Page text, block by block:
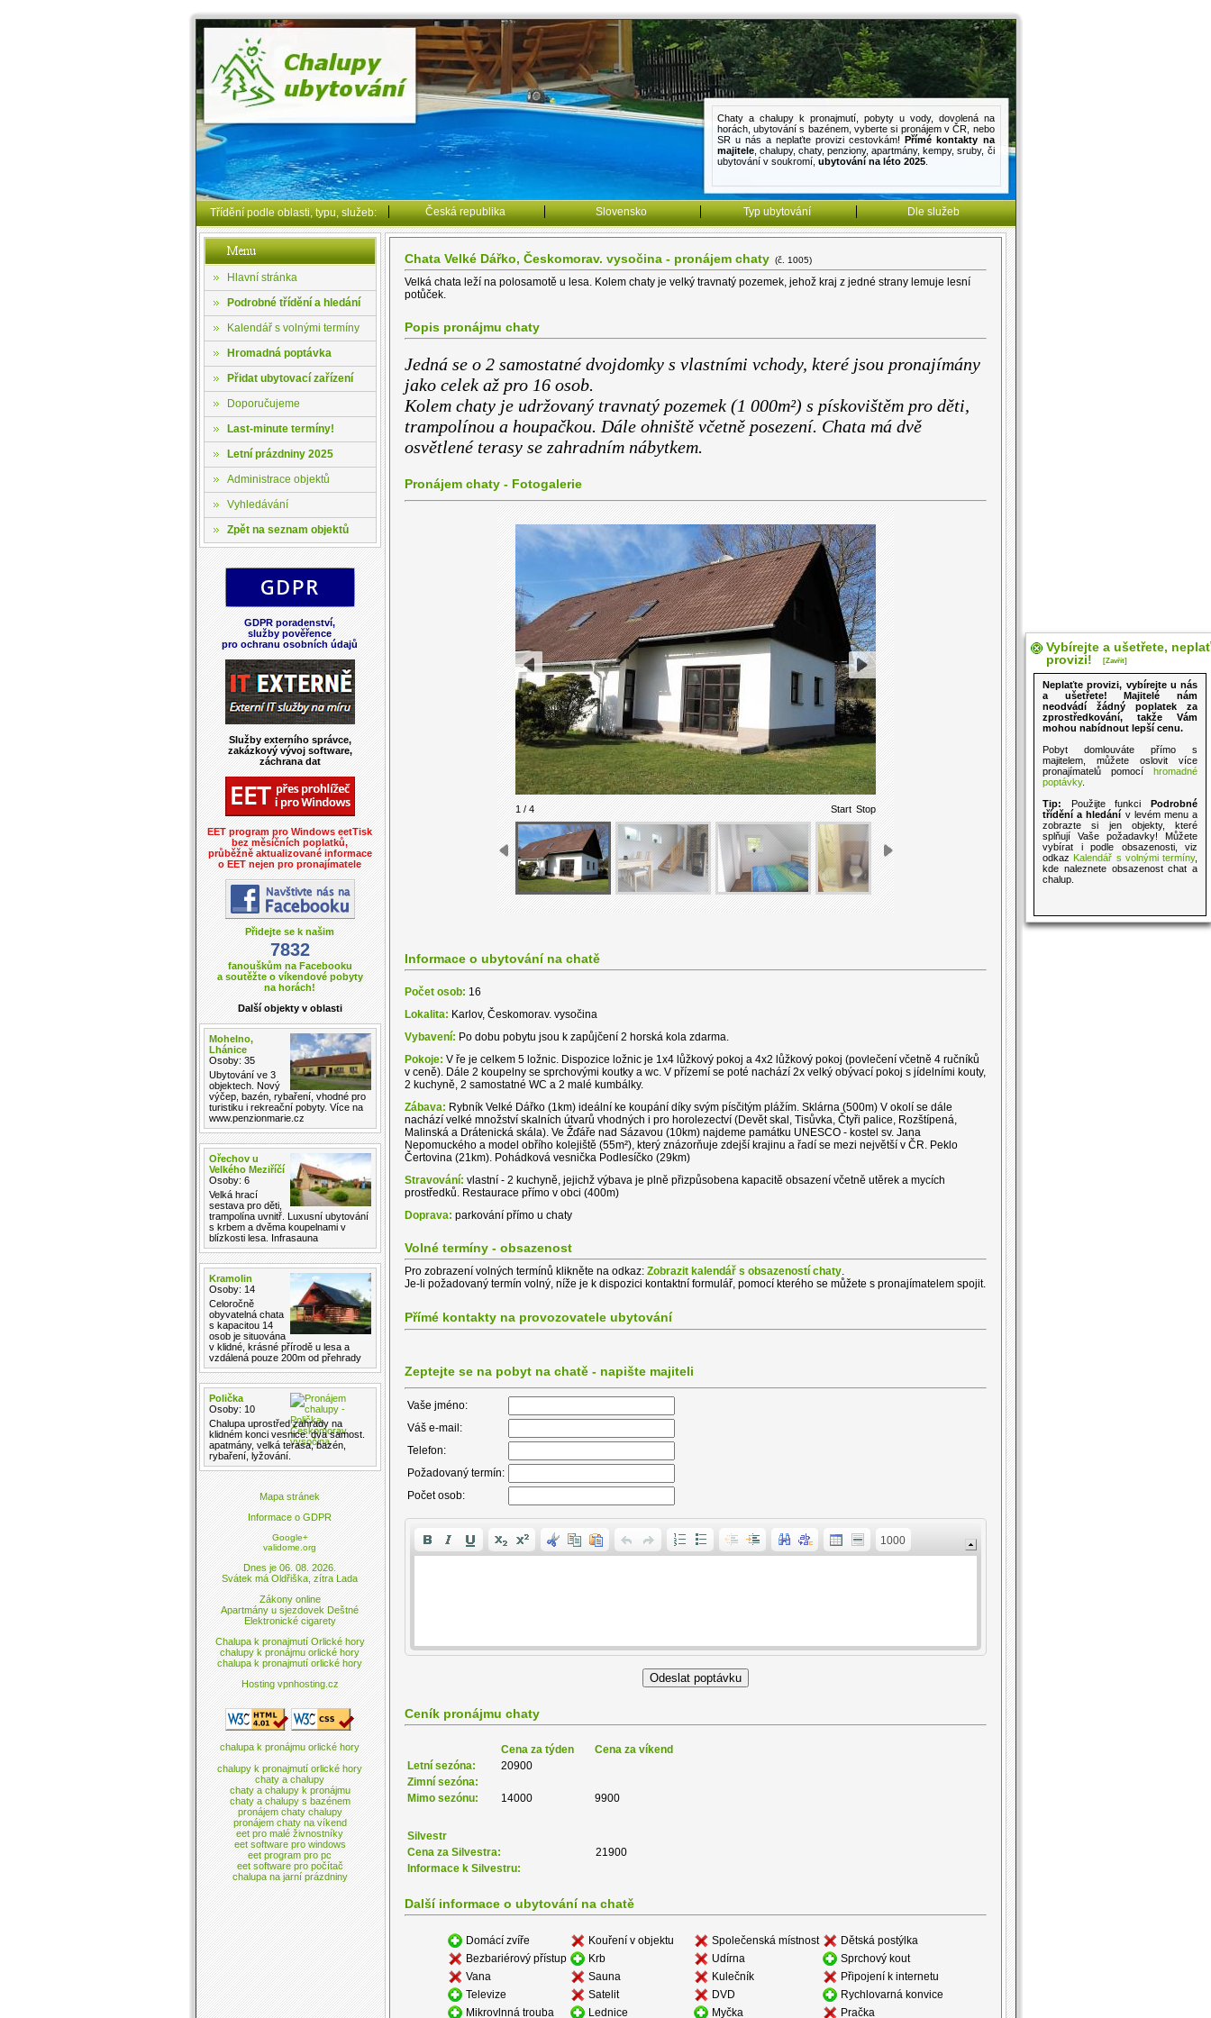
Chaty a chalupy k pronajmutí, pobyty u vody, dovolená na
horách, ubytování s bazénem, vyberte si pronájem v ČR, nebo
SR u nás a neplaťte provizi cestovkám!Přímé kontakty na
majitele, chalupy, chaty, penziony,apartmány,kempy,sruby, či
ubytování v soukromí, ubytování na léto 2025.
Třídění podle oblasti, typu, služeb: Česká republika Slovensko Typ ubytování Dle služeb
Hlavní stránka
Podrobné třídění a hledání
Kalendář s volnými termíny
Hromadná poptávka
Přidat ubytovací zařízení
Doporučujeme
Last-minute termíny!
Letní prázdniny 2025
Administrace objektů
Vyhledávání
Zpět na seznam objektů
GDPR poradenství,
služby pověřence
pro ochranu osobních údajů
Služby externího správce,
zakázkový vývoj software,
záchrana dat
EET program pro Windows eetTisk
bez měsíčních poplatků,
průběžně aktualizované informace
o EET nejen pro pronajímatele
Přidejte se k našim
7832
fanouškům na Facebooku
a soutěžte o víkendové pobyty
na horách!
Další objekty v oblasti
Mohelno,
Lhánice
Osoby: 35
Ubytování ve 3
objektech. Nový
výčep, bazén, rybaření, vhodné pro
turistiku i rekreační pobyty. Více na
www.penzionmarie.cz
Ořechov u
Velkého Meziříčí
Osoby: 6
Velká hrací
sestava pro děti,
trampolína uvnitř. Luxusní ubytování
s krbem a dvěma koupelnami v
blízkosti lesa. Infrasauna
Kramolin
Osoby: 14
Celoročně
obyvatelná chata
s kapacitou 14
osob je situována
v klidné, krásné přírodě u lesa a
vzdálená pouze 200m od přehrady
Polička
Osoby: 10
Chalupa uprostřed zahrady na
klidném konci vesnice. dva samost.
apatmány, velká terasa, bazén,
rybaření, lyžování.
Mapa stránek
Informace o GDPR
Google+
validome.org
Dnes je 06. 08. 2026.
Svátek má Oldřiška, zítra Lada
Zákony online
Apartmány u sjezdovek Deštné
Elektronické cigarety
Chalupa k pronajmutí Orlické hory
chalupy k pronájmu orlické hory
chalupa k pronajmutí orlické hory
Hosting vpnhosting.cz
chalupa k pronájmu orlické hory
chalupy k pronajmutí orlické hory
chaty a chalupy
chaty a chalupy k pronájmu
chaty a chalupy s bazénem
pronájem chaty chalupy
pronájem chaty na víkend
eet pro malé živnostníky
eet software pro windows
eet program pro pc
eet software pro počítač
chalupa na jarní prázdniny
Chata Velké Dářko, Českomorav. vysočina - pronájem chaty(č. 1005)
Velká chata leží na polosamotě u lesa. Kolem chaty je velký travnatý pozemek, jehož kraj z jedné strany lemuje lesní
potůček.
Popis pronájmu chaty
Jedná se o 2 samostatné dvojdomky s vlastními vchody, které jsou pronajímány
jako celek až pro 16 osob.
Kolem chaty je udržovaný travnatý pozemek (1 000m²) s pískovištěm pro děti,
trampolínou a houpačkou. Dále ohniště včetně posezení. Chata má dvě
osvětlené terasy se zahradním nábytkem.
Pronájem chaty - Fotogalerie
1 / 4 Start Stop
Informace o ubytování na chatě
Počet osob: 16
Lokalita: Karlov, Českomorav. vysočina
Vybavení: Po dobu pobytu jsou k zapůjčení 2 horská kola zdarma.
Pokoje: V ře je celkem 5 ložnic. Dispozice ložnic je 1x4 lůžkový pokoj a 4x2 lůžkový pokoj (povlečení včetně 4 ručníků
v ceně). Dále 2 koupelny se sprchovými koutky a wc. V přízemí se poté nachází 2x velký obývací pokoj s jídelními kouty,
2 kuchyně, 2 samostatné WC a 2 malé kumbálky.
Zábava: Rybník Velké Dářko (1km) ideální ke koupání díky svým písčitým plážím. Sklárna (500m) V okolí se dále
nachází velké množství skalních útvarů vhodných i pro horolezectví (Devět skal, Tisůvka, Čtyři palice, Rozštípená,
Malinská a Drátenická skála). Ve Žďáře nad Sázavou (10km) najdeme památku UNESCO - kostel sv. Jana
Nepomuckého a model obřího kolejiště (55m²), který znázorňuje zdejší krajinu a řadí se mezi největší v ČR. Peklo
Čertovina (21km). Pohádková vesnička Podlesíčko (29km)
Stravování: vlastní - 2 kuchyně, jejichž výbava je plně přizpůsobena kapacitě obsazení včetně utěrek a mycích
prostředků. Restaurace přímo v obci (400m)
Doprava: parkování přímo u chaty
Volné termíny - obsazenost
Pro zobrazení volných termínů klikněte na odkaz: Zobrazit kalendář s obsazeností chaty.
Je-li požadovaný termín volný, níže je k dispozici kontaktní formulář, pomocí kterého se můžete s pronajímatelem spojit.
Přímé kontakty na provozovatele ubytování
Zeptejte se na pobyt na chatě - napište majiteli
Vaše jméno:
Váš e-mail:
Telefon:
Požadovaný termín:
Počet osob:
1000
Ceník pronájmu chaty
Cena za týden
Cena za víkend
Letní sezóna:
20900
Zimní sezóna:
Mimo sezónu:
14000 9900
Silvestr
Cena za Silvestra:
21900
Informace k Silvestru:
Další informace o ubytování na chatě
Domácí zvíře Kouření v objektu Společenská místnost
Dětská postýlka
Bezbariérový přístup
Krb Udírna
Sprchový kout
Vana
Sauna Kulečník
Připojení k internetu
Televize
Satelit DVD
Rychlovarná konvice
Mikrovlnná trouba
Lednice Myčka Pračka
Vybírejte a ušetřete,
provizi!
[Zavřít]
Neplaťte provizi, vybírejte u nás
a ušetřete! Majitelé nám
neodvádí žádný poplatek za
zprostředkování, takže Vám
mohou nabídnout lepší cenu.
Pobyt domlouváte přímo s
majitelem, můžete oslovit více
pronajímatelů pomocí hromadné
poptávky.
Tip: Použijte funkci Podrobné
třídění a hledání v levém menu a
zobrazte si jen objekty, které
splňují Vaše požadavky! Můžete
vybírat i podle obsazenosti, viz
odkaz Kalendář s volnými termíny,
kde naleznete obsazenost chat a
chalup.